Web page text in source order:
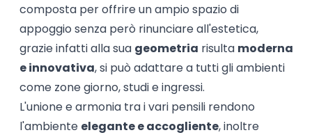
composta per offrire un ampio spazio di
appoggio senza però rinunciare all'estetica,
grazie infatti alla sua geometria risulta moderna
e innovativa, si può adattare a tutti gli ambienti
come zone giorno, studi e ingressi.
L'unione e armonia tra i vari pensili rendono
l'ambiente elegante e accogliente, inoltre